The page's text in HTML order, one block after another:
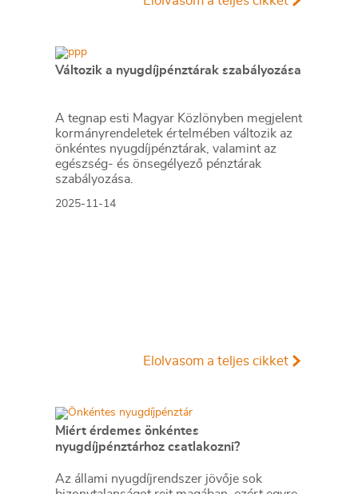
Változik a nyugdíjpénztárak szabályozása
A tegnap esti Magyar Közlönyben megjelent
kormányrendeletek értelmében változik az
önkéntes nyugdíjpénztárak, valamint az
egészség- és önsegélyező pénztárak
szabályozása.
2025-11-14
Elolvasom a teljes cikket
Miért érdemes önkéntes
nyugdíjpénztárhoz csatlakozni?
Az állami nyugdíjrendszer jövője sok